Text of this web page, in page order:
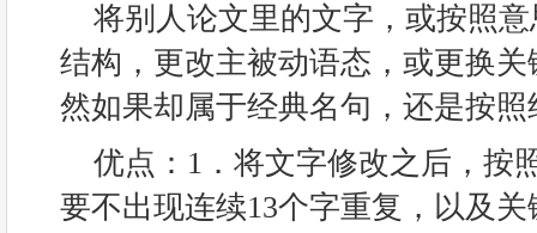
将别人论文里的文字，或按照
结构，更改主被动语态，或更换
然如果却属于经典名句，还是按
优点：1．将文字修改之后，按
要不出现连续13个字重复，以及